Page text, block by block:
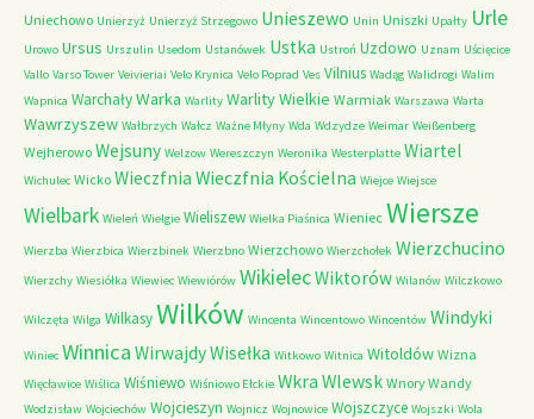
Uniechowo Unierzyż Unierzyż Strzegowo Unieszewo Unin Uniszki Upałty Urle
Urowo Ursus Urszulin Usedom Ustanówek Ustka Ustroń Uzdowo Uznam Uścięcice
Vallo Varso Tower Veivieriai Velo Krynica Velo Poprad Ves Vilnius Wadąg Walidrogi Walim
Wapnica WarchałyWarka Warlity Warlity Wielkie Warmiak Warszawa Warta
Wawrzyszew Wałbrzych Wałcz Ważne Młyny Wda Wdzydze Weimar Weißenberg
Wejherowo Wejsuny Welzow Wereszczyn Weronika Westerplatte Wiartel
Wichulec Wicko Wieczfnia Wieczfnia Kościelna Wiejce Wiejsce
Wielbark Wieleń Wielgie Wieliszew Wielka Piaśnica Wieniec Wiersze
Wierzba Wierzbica Wierzbinek Wierzbno Wierzchowo Wierzchołek Wierzchucino
Wierzchy Wiesiółka Wiewiec Wiewiórów WikielecWiktorów Wilanów Wilczkowo
Wilczęta Wilga WilkasyWilków Wincenta Wincentowo Wincentów Windyki
Winiec Winnica WirwajdyWisełka Witkowo Witnica Witoldów Wizna
Więcławice Wiślica Wiśniewo Wiśniowo Ełckie Wkra Wlewsk Wnory Wandy
Wodzisław Wojciechów Wojcieszyn Wojnicz Wojnowice Wojszczyce Wojszki Wola